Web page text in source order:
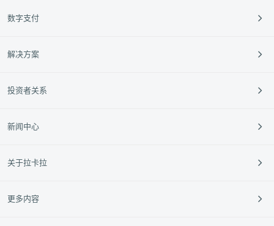
数字支付
外卡服务
解决方案
垂直行业
投资者关系
新闻动态
新闻中心
媒体资料库
关于拉卡拉
更多内容